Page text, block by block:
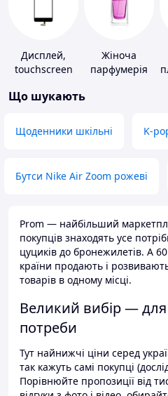
Дисплей,
touchscreen
Жіноча
парфумерія
Що шукають
Щоденники шкільні K-
Бутси Nike Air Zoom рожеві
Prom — найбільший
покупців знаходять усе
цуциків до бронежилетів. А 60
країни продають і
товарів в одному місці.
Великий вибір — для
потреби
Тут найнижчі ціни серед
так кажуть самі покупці
Порівнюйте пропозиції від